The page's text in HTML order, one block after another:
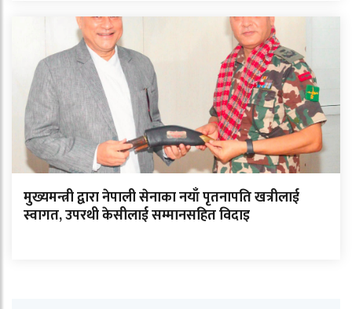
मुख्यमन्त्री द्वारा नेपाली सेनाका नयाँ पृतनापति खत्रीलाई
स्वागत, उपरथी केसीलाई सम्मानसहित विदाइ